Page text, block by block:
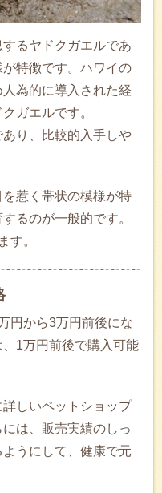
るヤドクガエルであ
特徴です。ハワイの
為的に導入された経
ガエルです。
り、比較的入手しや
惹く帯状の模様が特
るのが一般的です。
す。
円から3万円前後にな
1万円前後で購入可能
しいペットショップ
は、販売実績のしっ
うにして、健康で元